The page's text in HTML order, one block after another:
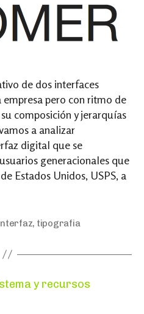
de dos interfaces
pero con ritmo de
composición y jerarquías
a analizar
digital que se
generacionales que
Estados Unidos, USPS, a
, tipografia
Categories
y recursos